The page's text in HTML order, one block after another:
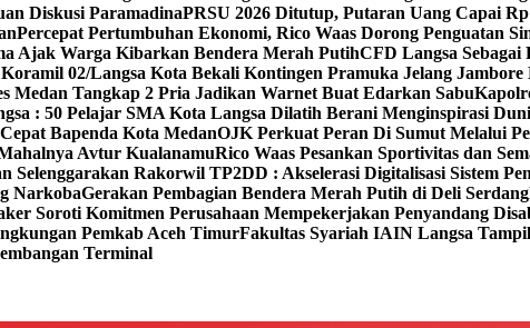
Diskusi ParamadinaPRSU 2026 Ditutup, Putaran Uang Capai
Percepat Pertumbuhan Ekonomi, Rico Waas Dorong Penguatan
Ajak Warga Kibarkan Bendera Merah PutihCFD Langsa
02/Langsa Kota Bekali Kontingen Pramuka Jelang Jambore
Medan Tangkap 2 Pria Jadikan Warnet Buat Edarkan Sabu
: 50 Pelajar SMA Kota Langsa Dilatih Berani Menginspirasi
Bapenda Kota MedanOJK Perkuat Peran Di Sumut Melalui
Avtur KualanamuRico Waas Pesankan Sportivitas dan
Selenggarakan Rakorwil TP2DD : Akselerasi Digitalisasi Sistem
NarkobaGerakan Pembagian Bendera Merah Putih di Deli Serdang
Soroti Komitmen Perusahaan Mempekerjakan Penyandang
Pemkab Aceh TimurFakultas Syariah IAIN Langsa
Terminal